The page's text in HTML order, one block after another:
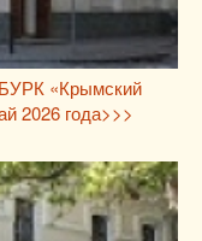
«Крымский
2026 года>>>